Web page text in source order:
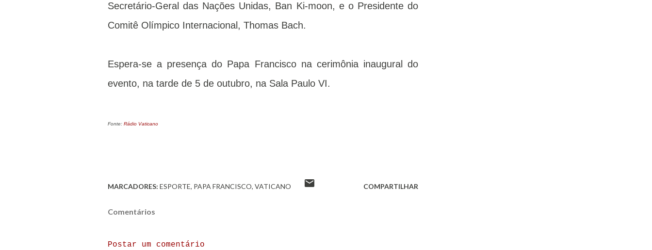
Secretário-Geral das Nações Unidas, Ban Ki-moon, e o Presidente do
Comitê Olímpico Internacional, Thomas Bach.
Espera-se a presença do Papa Francisco na cerimônia inaugural do
evento, na tarde de 5 de outubro, na Sala Paulo VI.
Fonte: Rádio Vaticano
MARCADORES: ESPORTE PAPA FRANCISCO VATICANO COMPARTILHAR
Comentários
Postar um comentário